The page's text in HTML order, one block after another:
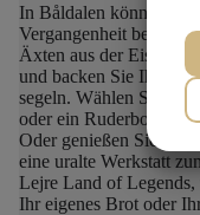
In Båldalen können Sie
Vergangenheit
Äxten aus der
und backen Sie Ihr
segeln. Wählen Sie
oder ein Ruderboot wie
Oder genießen Sie eine
eine uralte Werkstatt
Lejre Land of
Ihr eigenes Brot oder